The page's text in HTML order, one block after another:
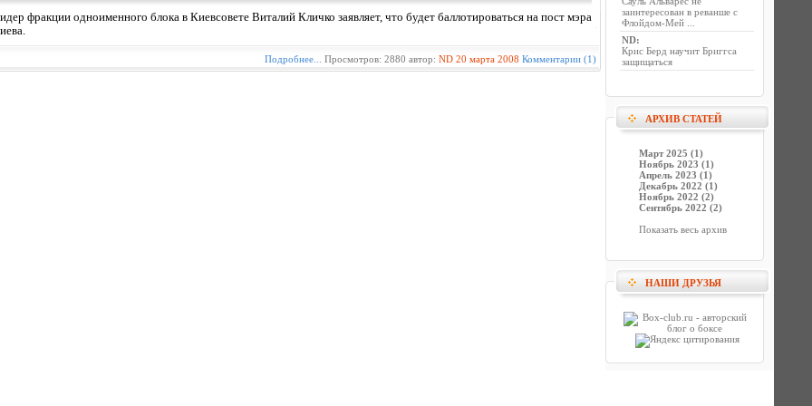
фракции одноименного блока в Киевсовете Виталий Кличко заявляет, что будет баллотироваться на пост мэра
Подробнее... Просмотров: 2880 автор: ND 20 марта 2008 Комментарии (1)
заинтересован в реванше с
Флойдом-Мей ...
ND:
Крис Берд научит Бриггса
защищаться
АРХИВ СТАТЕЙ
Март 2025 (1)
Ноябрь 2023 (1)
Апрель 2023 (1)
Декабрь 2022 (1)
Ноябрь 2022 (2)
Сентябрь 2022 (2)
Показать весь архив
НАШИ ДРУЗЬЯ